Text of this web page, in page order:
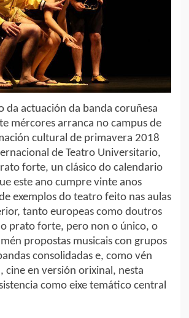
da actuación da banda coruñesa
mércores arranca no campus de
cultural de primavera 2018
de Teatro Universitario,
forte, un clásico do calendario
este ano cumpre vinte anos
exemplos do teatro feito nas aulas
tanto europeas como doutros
prato forte, pero non o único, o
propostas musicais con grupos
consolidadas e, como vén
cine en versión orixinal, nesta
como eixe temático central